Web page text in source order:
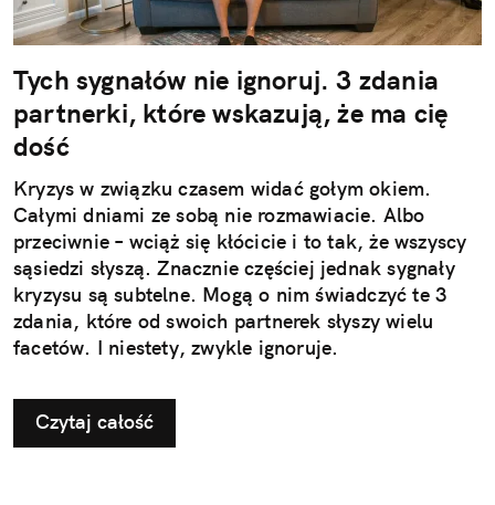
Tych sygnałów nie ignoruj. 3 zdania
partnerki, które wskazują, że ma cię
dość
Kryzys w związku czasem widać gołym okiem.
Całymi dniami ze sobą nie rozmawiacie. Albo
przeciwnie – wciąż się kłócicie i to tak, że wszyscy
sąsiedzi słyszą. Znacznie częściej jednak sygnały
kryzysu są subtelne. Mogą o nim świadczyć te 3
zdania, które od swoich partnerek słyszy wielu
facetów. I niestety, zwykle ignoruje.
Czytaj całość